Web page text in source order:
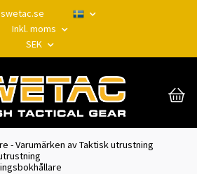
Inkl. moms
SEK
- Varumärken av Taktisk utrustning